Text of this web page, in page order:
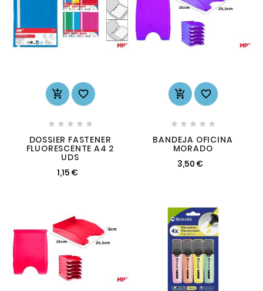
 
    
DOSSIER FASTENER
FLUORESCENTE A4 2
UDS
1,15 €
 
    
BANDEJA OFICINA
MORADO
3,50 €